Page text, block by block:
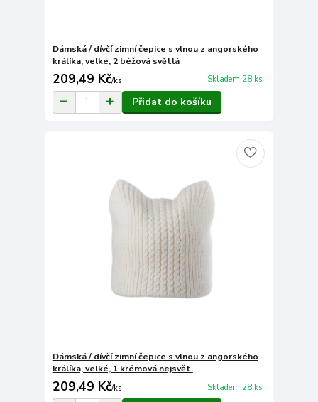
Dámská / dívčí zimní čepice s vlnou z angorského
králíka, velké, 2 béžová světlá
209,49 Kč/ks Skladem 28 ks
Přidat do košíku
Dámská / dívčí zimní čepice s vlnou z angorského
králíka, velké, 1 krémová nejsvět.
209,49 Kč/ks Skladem 28 ks